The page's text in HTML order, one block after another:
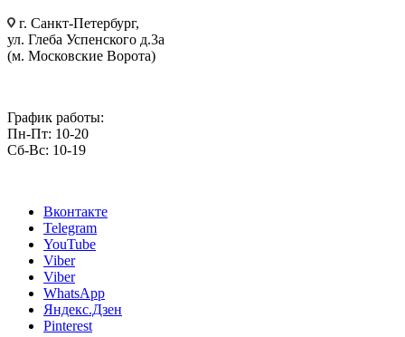
г. Санкт-Петербург,
ул. Глеба Успенского д.3а
(м. Московские Ворота)
График работы:
Пн-Пт: 10-20
Сб-Вс: 10-19
Вконтакте
Telegram
YouTube
Viber
Viber
WhatsApp
Яндекс.Дзен
Pinterest